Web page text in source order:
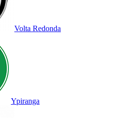
Volta Redonda
Ypiranga